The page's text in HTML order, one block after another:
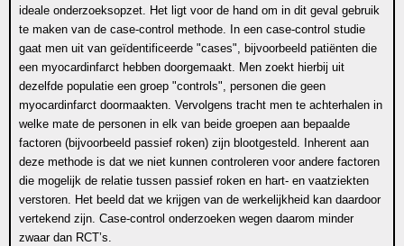
ideale onderzoeksopzet. Het ligt voor de hand om in dit geval gebruik
te maken van de case-control methode. In een case-control studie
gaat men uit van geïdentificeerde "cases", bijvoorbeeld patiënten die
een myocardinfarct hebben doorgemaakt. Men zoekt hierbij uit
dezelfde populatie een groep "controls", personen die geen
myocardinfarct doormaakten. Vervolgens tracht men te achterhalen in
welke mate de personen in elk van beide groepen aan bepaalde
factoren (bijvoorbeeld passief roken) zijn blootgesteld. Inherent aan
deze methode is dat we niet kunnen controleren voor andere factoren
die mogelijk de relatie tussen passief roken en hart- en vaatziekten
verstoren. Het beeld dat we krijgen van de werkelijkheid kan daardoor
vertekend zijn. Case-control onderzoeken wegen daarom minder
zwaar dan RCT’s.